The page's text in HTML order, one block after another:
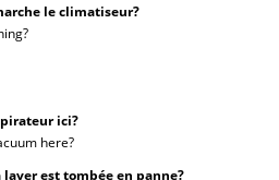
le climatiseur?
ici?
here?
est tombée en panne?